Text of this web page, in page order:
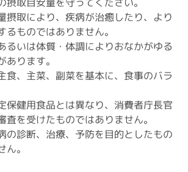
摂取により、疾病が治癒したり、より
るものではありません。
るいは体質・体調によりおなかがゆる
あります。
食、主菜、副菜を基本に、食事のバラ
保健用食品とは異なり、消費者庁長官
査を受けたものではありません。
の診断、治療、予防を目的としたもの
。